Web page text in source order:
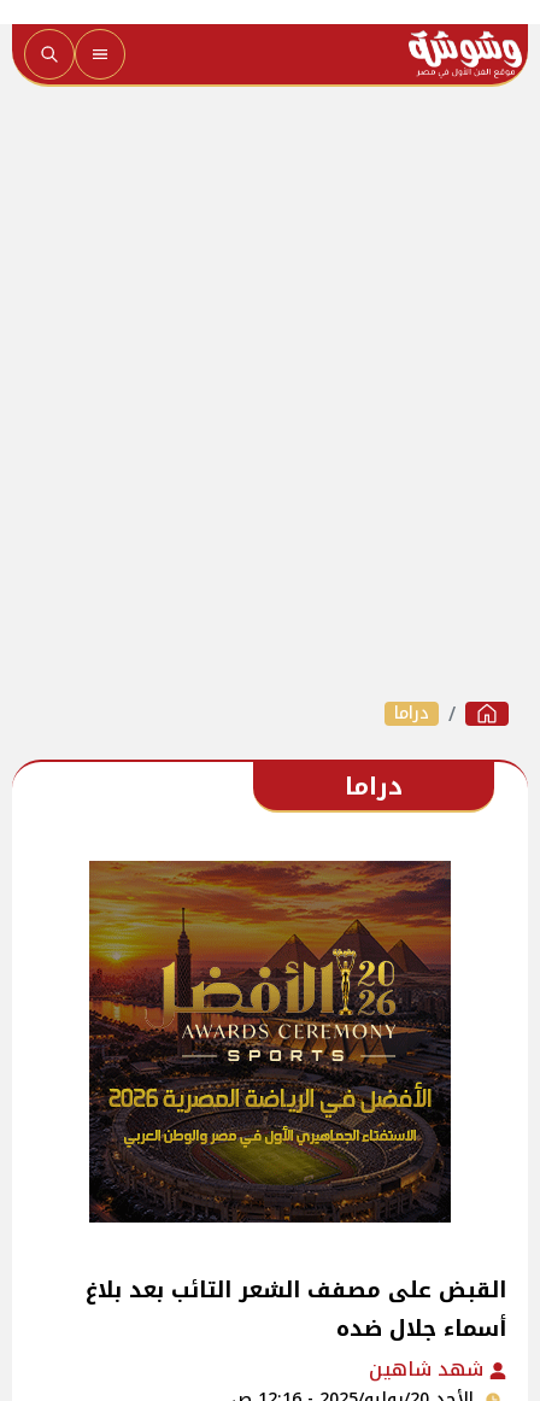
دراما
دراما
القبض على مصفف الشعر التائب بعد بلاغ
أسماء جلال ‎ضده
شهد شاهين